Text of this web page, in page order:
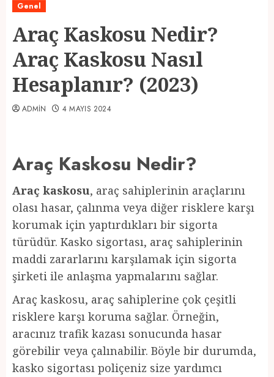
Genel
Araç Kaskosu Nedir?
Araç Kaskosu Nasıl
Hesaplanır? (2023)
ADMIN 4 MAYIS 2024
Araç Kaskosu Nedir?
Araç kaskosu, araç sahiplerinin araçlarını
olası hasar, çalınma veya diğer risklere karşı
korumak için yaptırdıkları bir sigorta
türüdür. Kasko sigortası, araç sahiplerinin
maddi zararlarını karşılamak için sigorta
şirketi ile anlaşma yapmalarını sağlar.
Araç kaskosu, araç sahiplerine çok çeşitli
risklere karşı koruma sağlar. Örneğin,
aracınız trafik kazası sonucunda hasar
görebilir veya çalınabilir. Böyle bir durumda,
kasko sigortası poliçeniz size yardımcı